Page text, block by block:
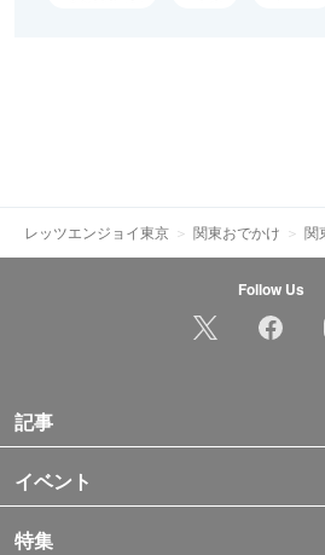
レッツエンジョイ東京 関東おでかけ 関
Follow Us
記事
イベント
特集